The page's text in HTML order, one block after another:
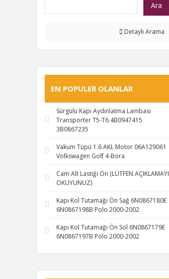
Ara
Detaylı Arama
EN POPULER OLANLAR
Sürgülü Kapı Aydınlatma Lambası
Transporter T5-T6 4B0947415
3B0867235
Vakum Tüpü 1.6 AKL Motor 06A129061
Volkswagen Golf 4-Bora
Cam Alt Lastiği Ön (LÜTFEN AÇIKLAMAYI
OKUYUNUZ)
Kapı Kol Tutamağı Ön Sağ 6N0867180E
6N0867198B Polo 2000-2002
Kapı Kol Tutamağı Ön Sol 6N0867179E
6N0867197B Polo 2000-2002